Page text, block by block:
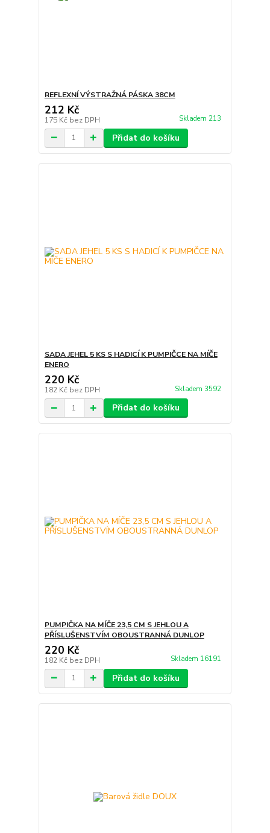
REFLEXNÍ VÝSTRAŽNÁ PÁSKA 38CM
212 Kč
175 Kč bez DPH Skladem 213
Přidat do košíku
SADA JEHEL 5 KS S HADICÍ K PUMPIČCE NA MÍČE
ENERO
220 Kč
182 Kč bez DPH Skladem 3592
Přidat do košíku
PUMPIČKA NA MÍČE 23,5 CM S JEHLOU A
PŘÍSLUŠENSTVÍM OBOUSTRANNÁ DUNLOP
220 Kč
182 Kč bez DPH Skladem 16191
Přidat do košíku